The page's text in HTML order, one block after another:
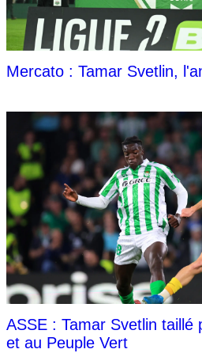
Mercato : Tamar Svetlin,
ASSE : Tamar Svetlin taillé
et au Peuple Vert